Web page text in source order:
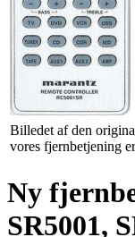
Billedet af den
vores fjernbetjening
Ny
SR5001,